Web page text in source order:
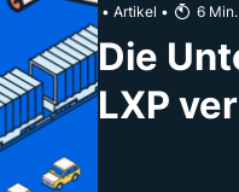
• Artikel • 6 Min.
Die
LXP